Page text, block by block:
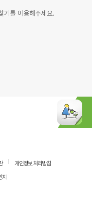
기를 이용해주세요.
개인정보 처리방침